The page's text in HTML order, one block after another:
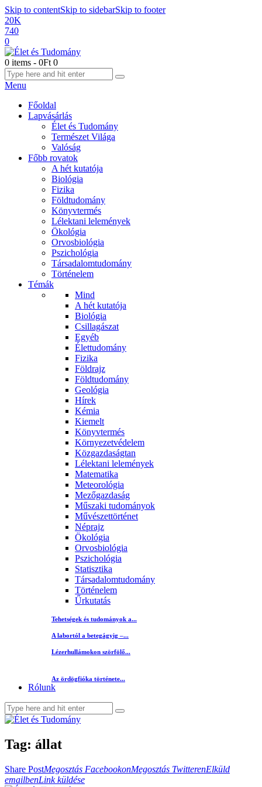
Skip to contentSkip to sidebarSkip to footer
20K
740
0
0 items - 0Ft 0
Menu
Főoldal
Lapvásárlás
Élet és Tudomány
Természet Világa
Valóság
Főbb rovatok
A hét kutatója
Biológia
Fizika
Földtudomány
Könyvtermés
Lélektani lelemények
Ökológia
Orvosbiológia
Pszichológia
Társadalomtudomány
Történelem
Témák
Mind
A hét kutatója
Biológia
Csillagászat
Egyéb
Élettudomány
Fizika
Földrajz
Földtudomány
Geológia
Hírek
Kémia
Kiemelt
Könyvtermés
Környezetvédelem
Közgazdaságtan
Lélektani lelemények
Matematika
Meteorológia
Mezőgazdaság
Műszaki tudományok
Művészettörténet
Néprajz
Ökológia
Orvosbiológia
Pszichológia
Statisztika
Társadalomtudomány
Történelem
Űrkutatás
Tehetségek és tudományok a...
A labortól a betegágyig –...
Lézerhullámokon szörfölő...
Az ördögfióka története...
Rólunk
Tag: állat
Share PostMegosztás
Facebookon
Megosztás FacebookonMegosztás
Megosztás TwitterenElküld
Elküld
emailbenCopy
Link küldése